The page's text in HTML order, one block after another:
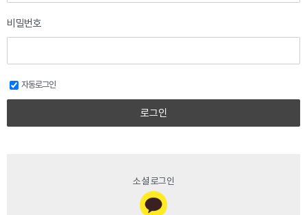
비밀번호
자동로그인
로그인
소셜 로그인